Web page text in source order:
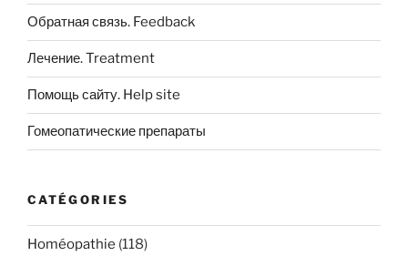
Обратная связь. Feedback
Лечение. Treatment
Помощь сайту. Help site
Гомеопатические препараты
CATÉGORIES
Homéopathie (118)